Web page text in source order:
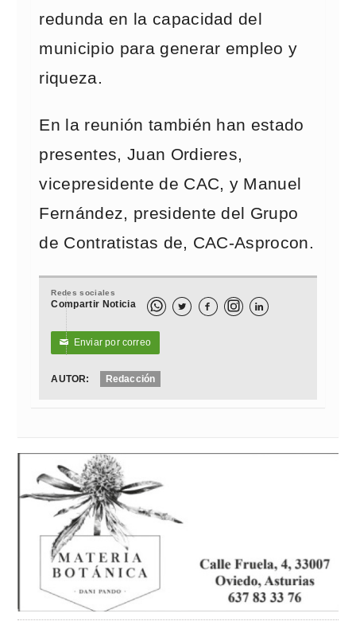
redunda en la capacidad del
municipio para generar empleo y
riqueza.
En la reunión también han estado
presentes, Juan Ordieres,
vicepresidente de CAC, y Manuel
Fernández, presidente del Grupo
de Contratistas de, CAC-Asprocon.
Redes sociales
Compartir Noticia   
✉ Enviar por correo
AUTOR: Redacción